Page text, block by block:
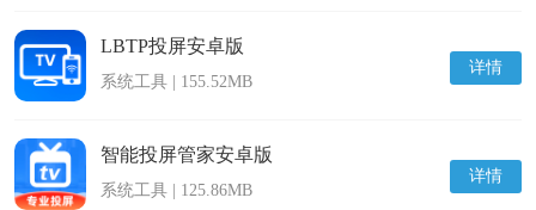
详情
LBTP投屏安卓版
系统工具 | 155.52MB
详情
智能投屏管家安卓版
系统工具 | 125.86MB